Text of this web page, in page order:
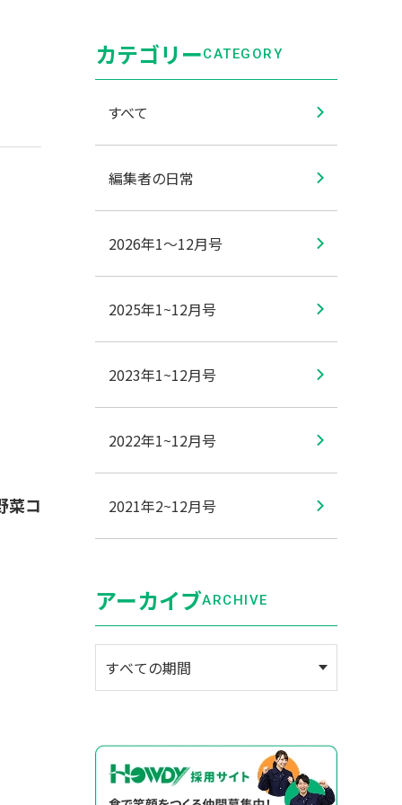
菜コ
カテゴリーCATEGORY
すべて
編集者の日常
2026年1〜12月号
2025年1~12月号
2023年1~12月号
2022年1~12月号
2021年2~12月号
アーカイブARCHIVE